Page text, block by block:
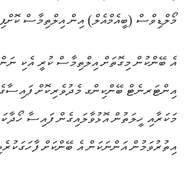
މޯލްޑިވްސް (ބީއެމްއެލް) އިން އިލްތިމާސް
އެ ބޭންކުން މިގޮތަށް އިލްތިމާސް ކުރީ އެކި
އިންޓަރނެޓް ބޭންކިންގ މެދުވެރިކޮށް
މަކަރާއި ހީލަތުން އޮޅުވާލައިގެން ފައިސާ
އިތުރުވަމުން އަންނަކަން އެ ބޭންކަށް